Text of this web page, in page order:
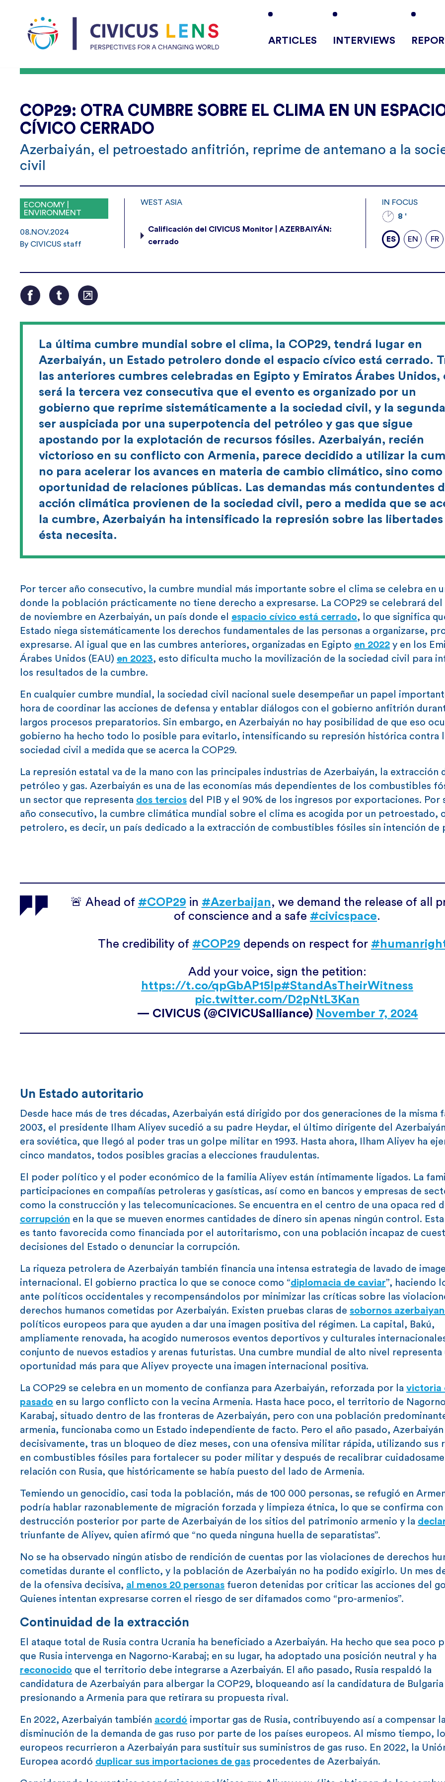
ARTICLES INTERVIEWS
COP29: OTRA CUMBRE SOBRE EL CLIMA EN UN
CÍVICO CERRADO
Azerbaiyán, el petroestado anfitrión, reprime de antemano a la
civil
ECONOMY |
ENVIRONMENT
08.NOV.2024
By CIVICUS staff
WEST ASIA
Calificación del CIVICUS Monitor | AZERBAIYÁN:
cerrado
IN FOCUS
8 '
ES EN FR
La última cumbre mundial sobre el clima, la COP29, tendrá lugar en
Azerbaiyán, un Estado petrolero donde el espacio cívico está cerrado.
las anteriores cumbres celebradas en Egipto y Emiratos Árabes Unidos,
será la tercera vez consecutiva que el evento es organizado por un
gobierno que reprime sistemáticamente a la sociedad civil, y la
ser auspiciada por una superpotencia del petróleo y gas que sigue
apostando por la explotación de recursos fósiles. Azerbaiyán, recién
victorioso en su conflicto con Armenia, parece decidido a utilizar la
no para acelerar los avances en materia de cambio climático, sino como
oportunidad de relaciones públicas. Las demandas más contundentes
acción climática provienen de la sociedad civil, pero a medida que se
la cumbre, Azerbaiyán ha intensificado la represión sobre las
ésta necesita.
Por tercer año consecutivo, la cumbre mundial más importante sobre el clima se celebra en
donde la población prácticamente no tiene derecho a expresarse. La COP29 se celebrará del
de noviembre en Azerbaiyán, un país donde el espacio cívico está cerrado, lo que significa
Estado niega sistemáticamente los derechos fundamentales de las personas a organizarse,
expresarse. Al igual que en las cumbres anteriores, organizadas en Egipto en 2022 y en los
Árabes Unidos (EAU) en 2023, esto dificulta mucho la movilización de la sociedad civil para
los resultados de la cumbre.
En cualquier cumbre mundial, la sociedad civil nacional suele desempeñar un papel
hora de coordinar las acciones de defensa y entablar diálogos con el gobierno anfitrión
largos procesos preparatorios. Sin embargo, en Azerbaiyán no hay posibilidad de que eso
gobierno ha hecho todo lo posible para evitarlo, intensificando su represión histórica contra
sociedad civil a medida que se acerca la COP29.
La represión estatal va de la mano con las principales industrias de Azerbaiyán, la extracción
petróleo y gas. Azerbaiyán es una de las economías más dependientes de los combustibles
un sector que representa dos tercios del PIB y el 90% de los ingresos por exportaciones. Por
año consecutivo, la cumbre climática mundial sobre el clima es acogida por un petroestado,
petrolero, es decir, un país dedicado a la extracción de combustibles fósiles sin intención de
🚨 Ahead of #COP29 in #Azerbaijan, we demand the release of all
of conscience and a safe #civicspace.
The credibility of #COP29 depends on respect for
Add your voice, sign the petition:
https://t.co/qpGbAP15lp#StandAsTheirWitness
pic.twitter.com/D2pNtL3Kan
— CIVICUS (@CIVICUSalliance) November 7, 2024
Un Estado autoritario
Desde hace más de tres décadas, Azerbaiyán está dirigido por dos generaciones de la misma
2003, el presidente Ilham Aliyev sucedió a su padre Heydar, el último dirigente del
era soviética, que llegó al poder tras un golpe militar en 1993. Hasta ahora, Ilham Aliyev ha
cinco mandatos, todos posibles gracias a elecciones fraudulentas.
El poder político y el poder económico de la familia Aliyev están íntimamente ligados. La
participaciones en compañías petroleras y gasísticas, así como en bancos y empresas de
como la construcción y las telecomunicaciones. Se encuentra en el centro de una opaca red
corrupción en la que se mueven enormes cantidades de dinero sin apenas ningún control.
es tanto favorecida como financiada por el autoritarismo, con una población incapaz de
decisiones del Estado o denunciar la corrupción.
La riqueza petrolera de Azerbaiyán también financia una intensa estrategia de lavado de
internacional. El gobierno practica lo que se conoce como “diplomacia de caviar”, haciendo
ante políticos occidentales y recompensándolos por minimizar las críticas sobre las
derechos humanos cometidas por Azerbaiyán. Existen pruebas claras de sobornos
políticos europeos para que ayuden a dar una imagen positiva del régimen. La capital, Bakú,
ampliamente renovada, ha acogido numerosos eventos deportivos y culturales
conjunto de nuevos estadios y arenas futuristas. Una cumbre mundial de alto nivel representa
oportunidad más para que Aliyev proyecte una imagen internacional positiva.
La COP29 se celebra en un momento de confianza para Azerbaiyán, reforzada por la victoria
pasado en su largo conflicto con la vecina Armenia. Hasta hace poco, el territorio de
Karabaj, situado dentro de las fronteras de Azerbaiyán, pero con una población
armenia, funcionaba como un Estado independiente de facto. Pero el año pasado, Azerbaiyán
decisivamente, tras un bloqueo de diez meses, con una ofensiva militar rápida, utilizando sus
en combustibles fósiles para fortalecer su poder militar y después de recalibrar
relación con Rusia, que históricamente se había puesto del lado de Armenia.
Temiendo un genocidio, casi toda la población, más de 100 000 personas, se refugió en
podría hablar razonablemente de migración forzada y limpieza étnica, lo que se confirma con
destrucción posterior por parte de Azerbaiyán de los sitios del patrimonio armenio y la
triunfante de Aliyev, quien afirmó que “no queda ninguna huella de separatistas”.
No se ha observado ningún atisbo de rendición de cuentas por las violaciones de derechos
cometidas durante el conflicto, y la población de Azerbaiyán no ha podido exigirlo. Un mes
de la ofensiva decisiva, al menos 20 personas fueron detenidas por criticar las acciones del
Quienes intentan expresarse corren el riesgo de ser difamados como “pro-armenios”.
Continuidad de la extracción
El ataque total de Rusia contra Ucrania ha beneficiado a Azerbaiyán. Ha hecho que sea poco
que Rusia intervenga en Nagorno-Karabaj; en su lugar, ha adoptado una posición neutral y ha
reconocido que el territorio debe integrarse a Azerbaiyán. El año pasado, Rusia respaldó la
candidatura de Azerbaiyán para albergar la COP29, bloqueando así la candidatura de Bulgaria
presionando a Armenia para que retirara su propuesta rival.
En 2022, Azerbaiyán también acordó importar gas de Rusia, contribuyendo así a compensar la
disminución de la demanda de gas ruso por parte de los países europeos. Al mismo tiempo,
europeos recurrieron a Azerbaiyán para sustituir sus suministros de gas ruso. En 2022, la
Europea acordó duplicar sus importaciones de gas procedentes de Azerbaiyán.